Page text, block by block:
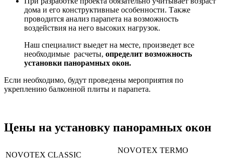
дома и его конструктивные особенности. Также
проводится анализ парапета на возможность
воздействия на него высоких нагрузок.
Наш специалист выедет на месте, произведет все
необходимые расчеты, определит возможность
установки панорамных окон.
Если необходимо, будут проведены мероприятия по
укреплению балконной плиты и парапета.
Цены на установку панорамных окон
NOVOTEX CLASSIC
NOVOTEX TERMO